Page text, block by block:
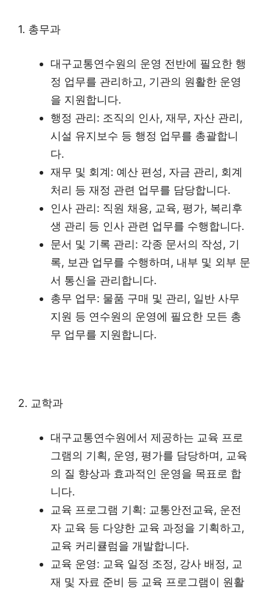
1. 총무과
대구교통연수원의 운영 전반에 필요한 행
정 업무를 관리하고, 기관의 원활한 운영
을 지원합니다.
행정 관리: 조직의 인사, 재무, 자산 관리,
시설 유지보수 등 행정 업무를 총괄합니
다.
재무 및 회계: 예산 편성, 자금 관리, 회계
처리 등 재정 관련 업무를 담당합니다.
인사 관리: 직원 채용, 교육, 평가, 복리후
생 관리 등 인사 관련 업무를 수행합니다.
문서 및 기록 관리: 각종 문서의 작성, 기
록, 보관 업무를 수행하며, 내부 및 외부 문
서 통신을 관리합니다.
총무 업무: 물품 구매 및 관리, 일반 사무
지원 등 연수원의 운영에 필요한 모든 총
무 업무를 지원합니다.
2. 교학과
대구교통연수원에서 제공하는 교육 프로
그램의 기획, 운영, 평가를 담당하며, 교육
의 질 향상과 효과적인 운영을 목표로 합
니다.
교육 프로그램 기획: 교통안전교육, 운전
자 교육 등 다양한 교육 과정을 기획하고,
교육 커리큘럼을 개발합니다.
교육 운영: 교육 일정 조정, 강사 배정, 교
재 및 자료 준비 등 교육 프로그램이 원활